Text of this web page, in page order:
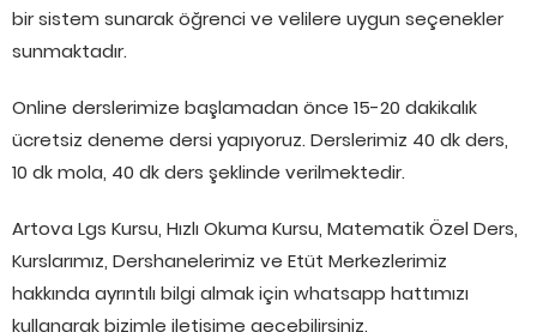
bir sistem sunarak öğrenci ve velilere uygun seçenekler
sunmaktadır.
Online derslerimize başlamadan önce 15-20 dakikalık
ücretsiz deneme dersi yapıyoruz. Derslerimiz 40 dk ders,
10 dk mola, 40 dk ders şeklinde verilmektedir.
Artova Lgs Kursu, Hızlı Okuma Kursu, Matematik Özel Ders,
Kurslarımız, Dershanelerimiz ve Etüt Merkezlerimiz
hakkında ayrıntılı bilgi almak için whatsapp hattımızı
kullanarak bizimle iletişime geçebilirsiniz.